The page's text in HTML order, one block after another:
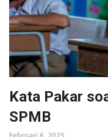
Kata Pakar
SPMB